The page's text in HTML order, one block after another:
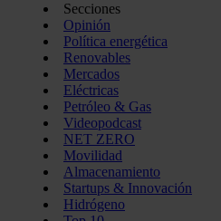
Secciones
Opinión
Política energética
Renovables
Mercados
Eléctricas
Petróleo & Gas
Videopodcast
NET ZERO
Movilidad
Almacenamiento
Startups & Innovación
Hidrógeno